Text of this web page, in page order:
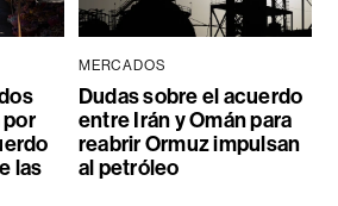
las
MERCADOS
Dudas sobre el acuerdo
entre Irán y Omán para
reabrir Ormuz impulsan
al petróleo